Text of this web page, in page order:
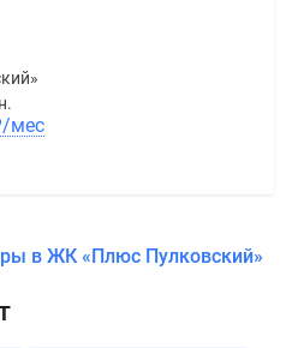
/мес
в ЖК «Плюс Пулковский»